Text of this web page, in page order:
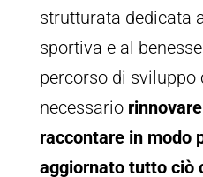
strutturata dedicata
sportiva e al
percorso di sviluppo
necessario
raccontare in modo
aggiornato tutto ciò